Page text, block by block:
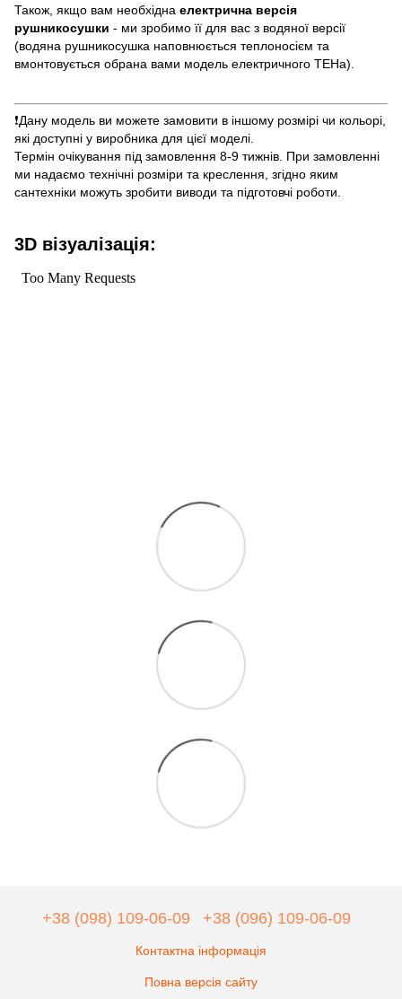
Також, якщо вам необхідна електрична версія
рушникосушки - ми зробимо її для вас з водяної версії
(водяна рушникосушка наповнюється теплоносієм та
вмонтовується обрана вами модель електричного ТЕНа).
❗️Дану модель ви можете замовити в іншому розмірі чи кольорі,
які доступні у виробника для цієї моделі.
Термін очікування під замовлення 8-9 тижнів. При замовленні
ми надаємо технічні розміри та креслення, згідно яким
сантехніки можуть зробити виводи та підготовчі роботи.
3D візуалізація:
+38 (098) 109-06-09 +38 (096) 109-06-09
Контактна інформація
Повна версія сайту